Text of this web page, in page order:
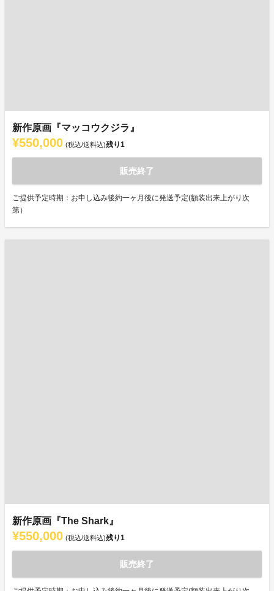
新作原画『マッコウクジラ』
¥550,000 (税込/送料込)残り1
販売終了
ご提供予定時期：お申し込み後約一ヶ月後に発送予定(額装出来上がり次
第）
新作原画『The Shark』
¥550,000 (税込/送料込)残り1
販売終了